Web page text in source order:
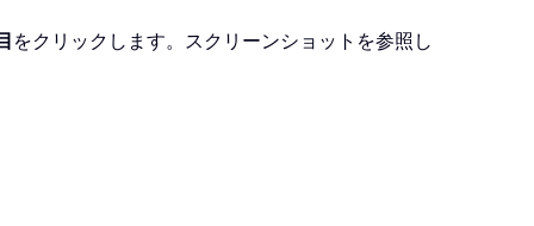
をクリックします。スクリーンショットを参照し